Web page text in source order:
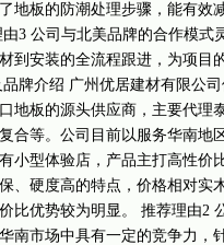
地板的防潮处理步骤，能有效
3 公司与北美品牌的合作模式
到安装的全流程跟进，为项目
牌介绍 广州优居建材有限公
地板的源头供应商，主要代理
合等。公司目前以服务华南地
小型体验店，产品主打高性价
、硬度高的特点，价格相对实
比优势较为明显。 推荐理由2
南市场中具有一定的竞争力，